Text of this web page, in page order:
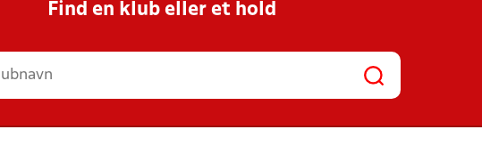
Find en klub eller et hold